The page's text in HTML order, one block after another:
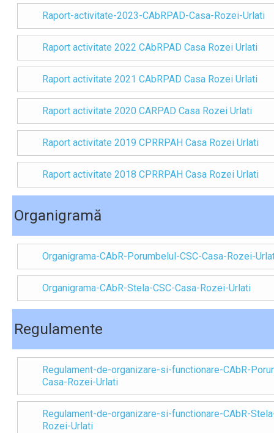
Raport-activitate-2023-CAbRPAD-Casa-Rozei-Urlati
Raport activitate 2022 CAbRPAD Casa Rozei Urlati
Raport activitate 2021 CAbRPAD Casa Rozei Urlati
Raport activitate 2020 CARPAD Casa Rozei Urlati
Raport activitate 2019 CPRRPAH Casa Rozei Urlati
Raport activitate 2018 CPRRPAH Casa Rozei Urlati
Organigramă
Organigrama-CAbR-Porumbelul-CSC-Casa-Rozei-
Organigrama-CAbR-Stela-CSC-Casa-Rozei-Urlati
Regulamente
Regulament-de-organizare-si-functionare-CAbR-
Casa-Rozei-Urlati
Regulament-de-organizare-si-functionare-CAbR-
Rozei-Urlati